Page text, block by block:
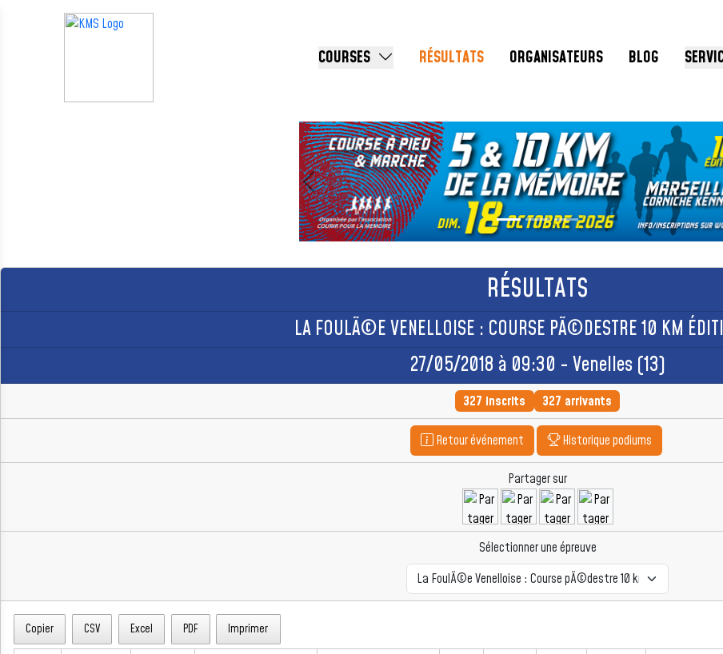
COURSES RÉSULTATS ORGANISATEURS BLOG
Précédent
RÉSULTATS
LA FOULÃ©E VENELLOISE : COURSE PÃ©DESTRE 10 KM
27/05/2018 à 09:30 - Venelles (13)
327 inscrits 327 arrivants
Retour événement Historique podiums
Partager sur
Sélectionner une épreuve
Copier CSV Excel PDF Imprimer
Panneau de gestion des cookies